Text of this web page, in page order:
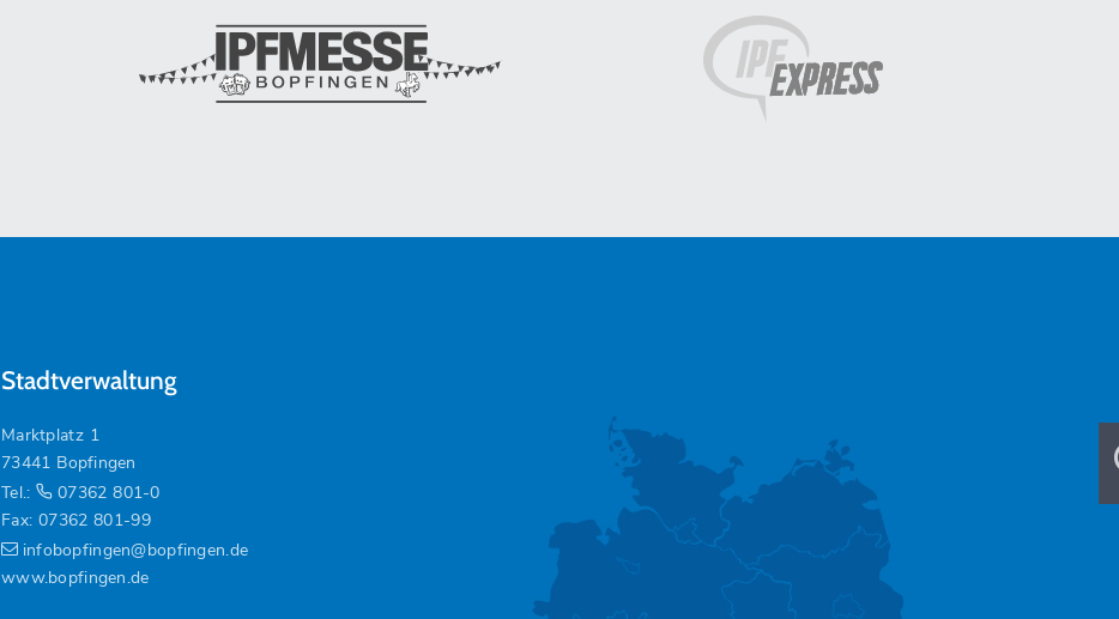
Stadtverwaltung
Marktplatz 1
73441 Bopfingen
Tel.:
07362 801-0
Fax: 07362 801-99
infobopfingen@bopfingen.de
www.bopfingen.de